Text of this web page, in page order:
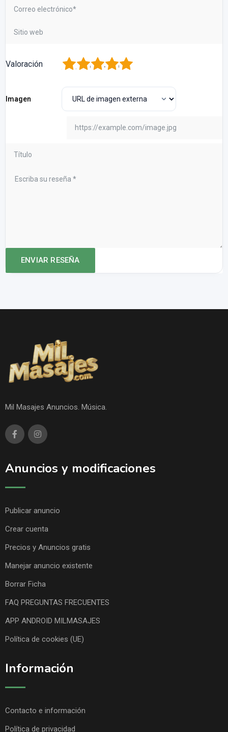
Valoración 5
4
3
2
Imagen
Mil Masajes Anuncios. Música.
Anuncios y modificaciones
Publicar anuncio
Crear cuenta
Precios y Anuncios gratis
Manejar anuncio existente
Borrar Ficha
FAQ PREGUNTAS FRECUENTES
APP ANDROID MILMASAJES
Política de cookies (UE)
Información
Contacto e información
Política de privacidad